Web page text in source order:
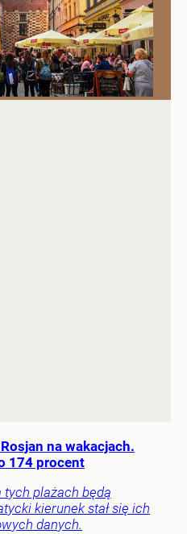
na wakacjach.
174 procent
tych plażach będą
kierunek stał się ich
danych.